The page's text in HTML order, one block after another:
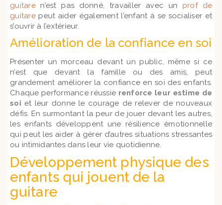
guitaren’est pas donné, travailler avec un prof de
guitarepeut aider également l’enfant à se socialiser et
s’ouvrir à l’extérieur.
Amélioration de la confiance en soi
Présenter un morceau devant un public, même si ce
n’est que devant la famille ou des amis, peut
grandement améliorer la confiance en soi des enfants.
Chaque performance réussie renforce leur estime de
soi et leur donne le courage de relever de nouveaux
défis. En surmontant la peur de jouer devant les autres,
les enfants développent une résilience émotionnelle
qui peut les aider à gérer d’autres situations stressantes
ou intimidantes dans leur vie quotidienne.
Développement physique des
enfants qui jouent de la
guitare